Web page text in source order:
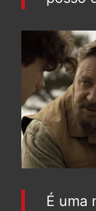
É uma